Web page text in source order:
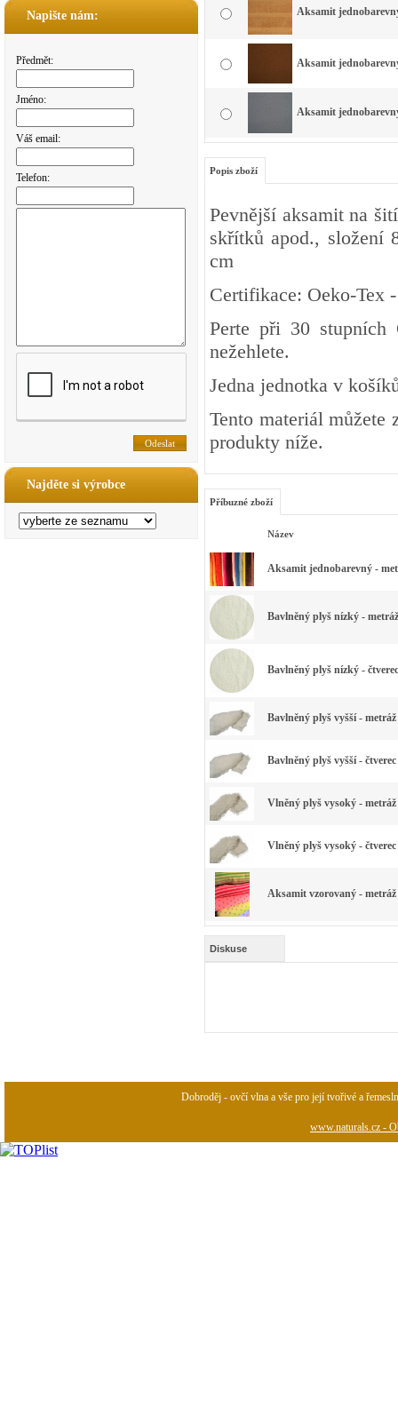
Napište nám:
Předmět:
Jméno:
Váš email:
Telefon:
Najděte si výrobce
Aksamit
Aksamit
Aksamit
Popis zboží
Pevnější aksamit na
skřítků apod., složení
cm
Certifikace: Oeko-Tex
Perte při 30 stupních
nežehlete.
Jedna jednotka v
Tento materiál
produkty níže.
Příbuzné zboží
Název
Aksamit jednobarevný -
Bavlněný plyš nízký -
Bavlněný plyš nízký -
Bavlněný plyš vyšší -
Bavlněný plyš vyšší -
Vlněný plyš vysoký - metráž
Vlněný plyš vysoký - čtverec
Aksamit vzorovaný -
Diskuse
Dobroděj - ovčí vlna a vše pro její tvořivé a
www.naturals.cz -